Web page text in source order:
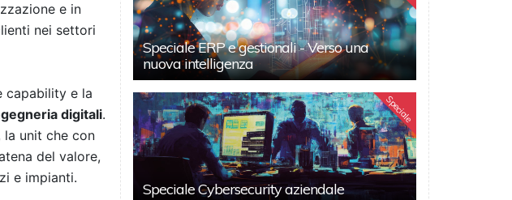
e in
nei settori
capability e la
digitali.
la unit che con
del valore,
e impianti.
Speciale ERP e gestionali - Verso una
nuova intelligenza
Speciale
Speciale Cybersecurity aziendale